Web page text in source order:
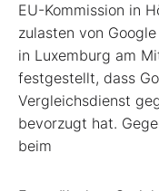
EU-Kommission in
zulasten von
in Luxemburg am
festgestellt, dass
Vergleichsdienst
bevorzugt hat.
beim